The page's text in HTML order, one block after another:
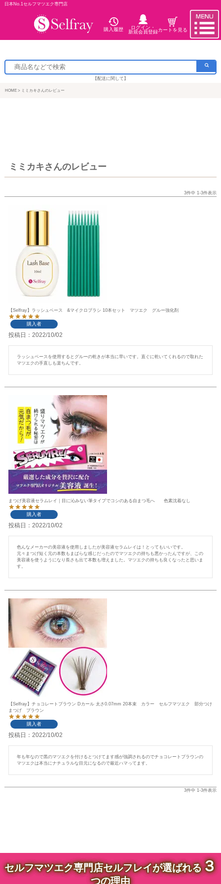
日本No.1セルフマツエク専門店
購入履歴
ログイン・
新規会員登録カートを見る
【配送に関して】
HOME ミミカキさんのレビュー
ミミカキさんのレビュー
3件中 1-3件表示
【Selfray】ラッシュベース &マイクロブラシ 10本セット マツエク グルー強化剤
購入者
投稿日 2022/10/02
ラッシュベースを使用するとグルーの乾きが本当に早いです。直ぐに乾いてくれるので取れた
マツエクの手直しも楽ちんです。
まつげ美容液セラムレイ｜目に沁みない筆タイプでコシのある自まつ毛へ 色素沈着なし
購入者
投稿日 2022/10/02
色んなメーカーの美容液を使用しましたが美容液セラムレイは！とってもいいです。
元々まつげ短く元の本数もまばらな感じだったのでマツエクの持ちも悪かったんですが、この
美容液を使うようになり長さも出て本数も増えました。マツエクの持ちも良くなったと思いま
す。
【Selfray】チョコレートブラウン Dカール 太さ0.07mm 20本束 カラー セルフマツエク 部分つけ
まつげ ブラウン
購入者
投稿日 2022/10/02
年も年なので黒のマツエクを付けるとつけてます感が強調されるのでチョコレートブラウンの
マツエクは本当にナチュラルな目元になるので最近ハマってます。
3件中 1-3件表示
セルフマツエク専門店セルフレイが選ばれる３
つの理由